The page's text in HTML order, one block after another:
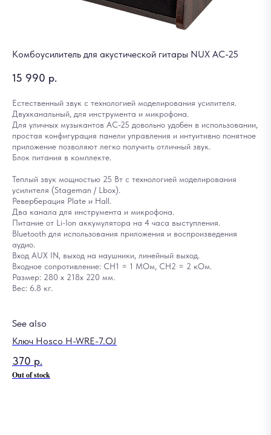
Комбоусилитель для акустической гитары NUX AC-25
15 990 р.
Естественный звук с технологией моделирования усилителя.
Двухканальный, для инструмента и микрофона.
Для уличных музыкантов AC-25 довольно удобен в использовании,
простая конфигурация панели управления и интуитивно понятное
приложение позволяют легко получить отличный звук.
Блок питания в комплекте.
Теплый звук мощностью 25 Вт с технологией моделирования
усилителя (Stageman / Lbox).
Реверберация Plate и Hall.
Два канала для инструмента и микрофона.
Питание от Li-Ion аккумулятора на 4 часа выступления.
Bluetooth для использования приложения и воспроизведения
аудио.
Вход AUX IN, выход на наушники, линейный выход.
Входное сопротивление: CH1 = 1 МОм, CH2 = 2 кОм.
Размер: 280 х 218х 220 мм.
Вес: 6.8 кг.
See also
Ключ Hosco H-WRE-7.OJ
370 р.
Out of stock